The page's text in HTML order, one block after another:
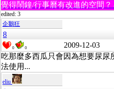
覺得鬧鐘/行事曆有改進的空間
edited: 3
企鵝狂
8
0 0 2009-12-03
吃那麼多西瓜只會因為想要尿尿
法使用...
eliu